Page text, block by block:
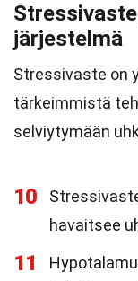
järjestelmä
Stressivaste on
tärkeimmistä
selviytymään
10
havaitsee
11